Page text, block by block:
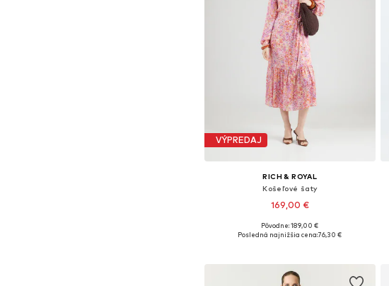
VÝPREDAJ
RICH & ROYAL
Košeľové šaty
169,00 €
Dostupné veľkosti: 46, 48, 50, 52
Pôvodne: 189,00 €
Posledná najnižšia cena:76,30 €